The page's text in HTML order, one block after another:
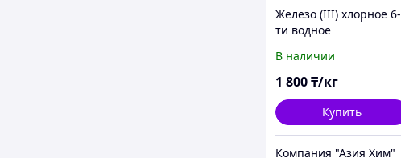
Железо (III) хлорное 6-
ти водное
В наличии
1 800₸/кг
Купить
Компания "Азия Хим"